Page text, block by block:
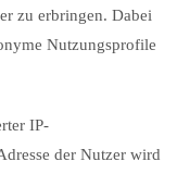
zu erbringen. Dabei
Nutzungsprofile
IP-
der Nutzer wird